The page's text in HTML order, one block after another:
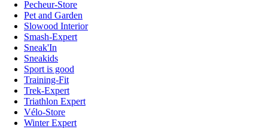
Pecheur-Store
Pet and Garden
Slowood Interior
Smash-Expert
Sneak'In
Sneakids
Sport is good
Training-Fit
Trek-Expert
Triathlon Expert
Vélo-Store
Winter Expert